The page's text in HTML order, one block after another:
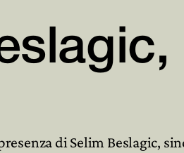
di Selim Beslagic,